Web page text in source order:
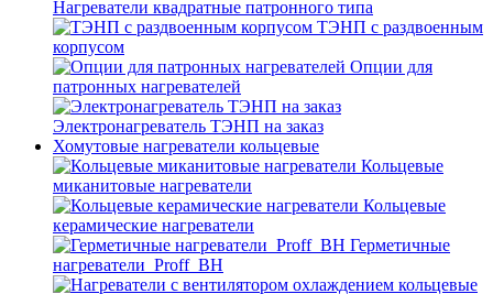
Нагреватели квадратные патронного типа
ТЭНП с раздвоенным
корпусом
Опции для
патронных нагревателей
Электронагреватель ТЭНП на заказ
Хомутовые нагреватели кольцевые
Кольцевые
миканитовые нагреватели
Кольцевые
керамические нагреватели
Герметичные
нагреватели_Proff_BH